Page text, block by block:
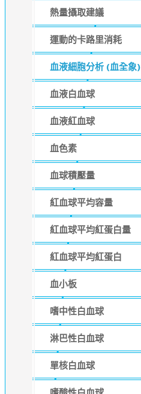
熱量攝取建議
運動的卡路里消耗
血液細胞分析 (血全象)
血液白血球
血液紅血球
血色素
血球積壓量
紅血球平均容量
紅血球平均紅蛋白量
紅血球平均紅蛋白
血小板
嗜中性白血球
淋巴性白血球
單核白血球